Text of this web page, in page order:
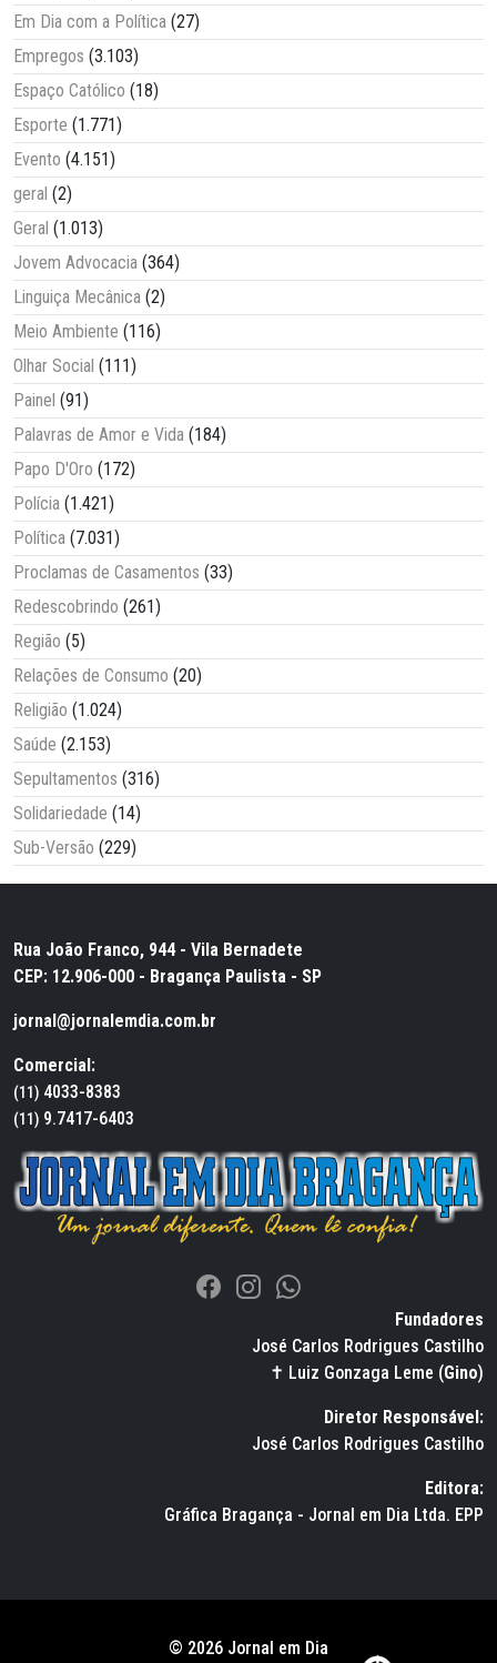
Em Dia com a Política (27)
Empregos (3.103)
Espaço Católico (18)
Esporte (1.771)
Evento (4.151)
geral (2)
Geral (1.013)
Jovem Advocacia (364)
Linguiça Mecânica (2)
Meio Ambiente (116)
Olhar Social (111)
Painel (91)
Palavras de Amor e Vida (184)
Papo D'Oro (172)
Polícia (1.421)
Política (7.031)
Proclamas de Casamentos (33)
Redescobrindo (261)
Região (5)
Relações de Consumo (20)
Religião (1.024)
Saúde (2.153)
Sepultamentos (316)
Solidariedade (14)
Sub-Versão (229)
Rua João Franco, 944 - Vila Bernadete
CEP: 12.906-000 - Bragança Paulista - SP
jornal@jornalemdia.com.br
Comercial:
(11) 4033-8383
(11) 9.7417-6403
Fundadores
José Carlos Rodrigues Castilho
✝ Luiz Gonzaga Leme (Gino)
Diretor Responsável:
José Carlos Rodrigues Castilho
Editora:
Gráfica Bragança - Jornal em Dia Ltda. EPP
© 2026 Jornal em Dia